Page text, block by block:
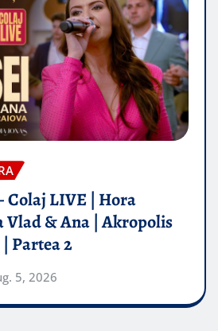
Colaj LIVE | Hora
Vlad & Ana | Akropolis
Partea 2
5, 2026